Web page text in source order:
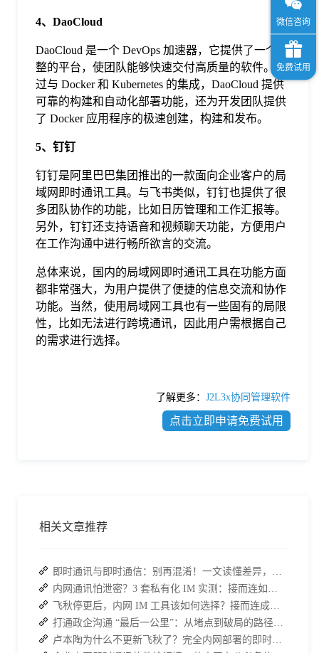
4、DaoCloud
DaoCloud 是一个 DevOps 加速器，它提供了一个完
整的平台，使团队能够快速交付高质量的软件。通
过与 Docker 和 Kubernetes 的集成，DaoCloud 提供
可靠的构建和自动化部署功能，还为开发团队提供
了 Docker 应用程序的极速创建，构建和发布。
5、钉钉
钉钉是阿里巴巴集团推出的一款面向企业客户的局
域网即时通讯工具。与飞书类似，钉钉也提供了很
多团队协作的功能，比如日历管理和工作汇报等。
另外，钉钉还支持语音和视频聊天功能，方便用户
在工作沟通中进行畅所欲言的交流。
总体来说，国内的局域网即时通讯工具在功能方面
都非常强大，为用户提供了便捷的信息交流和协作
功能。当然，使用局域网工具也有一些固有的局限
性，比如无法进行跨境通讯，因此用户需根据自己
的需求进行选择。
了解更多： J2L3x协同管理软件
点击立即申请免费试用
相关文章推荐